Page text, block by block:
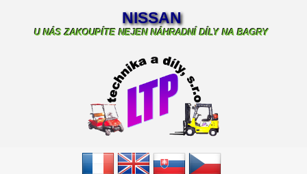
NISSAN
U NÁS ZAKOUPÍTE NEJEN NÁHRADNÍ DÍLY NA BAGRY